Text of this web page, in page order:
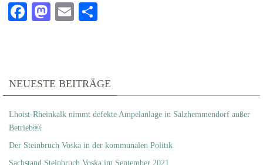
Fa
o
o
k
M
o
n
E
NEUESTE BEITRÄGE
Lhoist-Rheinkalk nimmt defekte Ampelanlage in Salzhemmendorf außer
Betrieb￼
Der Steinbruch Voska in der kommunalen Politik
Sachstand Steinbruch Voska im September 2021